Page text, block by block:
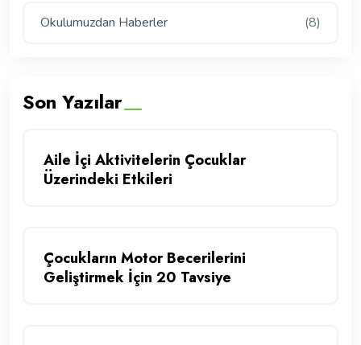
Okulumuzdan Haberler (8)
Son Yazılar
Aile İçi Aktivitelerin Çocuklar
Üzerindeki Etkileri
Çocukların Motor Becerilerini
Geliştirmek İçin 20 Tavsiye